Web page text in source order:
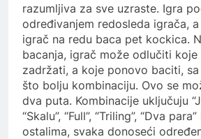
razumljiva za sve uzraste. Igra
određivanjem redosleda igrača,
igrač na redu baca pet kockica.
bacanja, igrač može odlučiti
zadržati, a koje ponovo baciti,
što bolju kombinaciju. Ovo se
dva puta. Kombinacije uključuju
“Skalu”, “Full”, “Triling”, “Dva
ostalima, svaka donoseći